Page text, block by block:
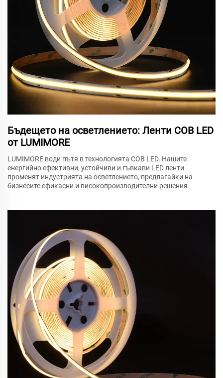
Бъдещето на осветлението: Ленти COB LED
от LUMIMORE
LUMIMORE води пътя в технологията COB LED. Нашите
енергийно ефективни, устойчиви и гъвкави LED ленти
променят индустрията на осветлението, предлагайки на
бизнесите ефикасни и високопроизводителни решения.